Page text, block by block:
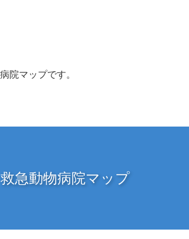
院マップです。
急動物病院マップ